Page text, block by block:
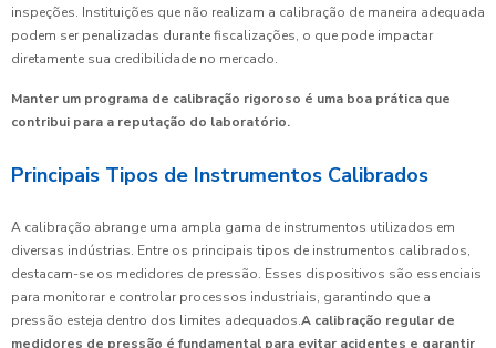
inspeções. Instituições que não realizam a calibração de maneira adequada
podem ser penalizadas durante fiscalizações, o que pode impactar
diretamente sua credibilidade no mercado.
Manter um programa de calibração rigoroso é uma boa prática que
contribui para a reputação do laboratório.
Principais Tipos de Instrumentos Calibrados
A calibração abrange uma ampla gama de instrumentos utilizados em
diversas indústrias. Entre os principais tipos de instrumentos calibrados,
destacam-se os medidores de pressão. Esses dispositivos são essenciais
para monitorar e controlar processos industriais, garantindo que a
pressão esteja dentro dos limites adequados.A calibração regular de
medidores de pressão é fundamental para evitar acidentes e garantir